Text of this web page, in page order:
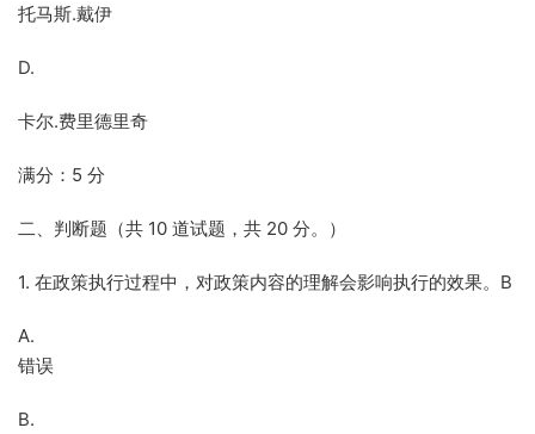
托马斯.戴伊
D.
卡尔.费里德里奇
满分：5 分
二、判断题（共 10 道试题，共 20 分。）
1. 在政策执行过程中，对政策内容的理解会影响执行的效果。B
A.
错误
B.